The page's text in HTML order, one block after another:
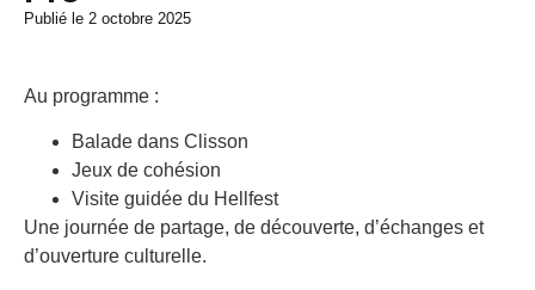
Publié le 2 octobre 2025
Au programme :
Balade dans Clisson
Jeux de cohésion
Visite guidée du Hellfest
Une journée de partage, de découverte, d’échanges et
d’ouverture culturelle.